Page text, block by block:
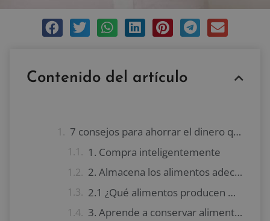
Contenido del artículo
7 consejos para ahorrar el dinero que gastas en comida
1. Compra inteligentemente
2. Almacena los alimentos adecuadamente
2.1 ¿Qué alimentos producen más gas etileno?
3. Aprende a conservar alimentos